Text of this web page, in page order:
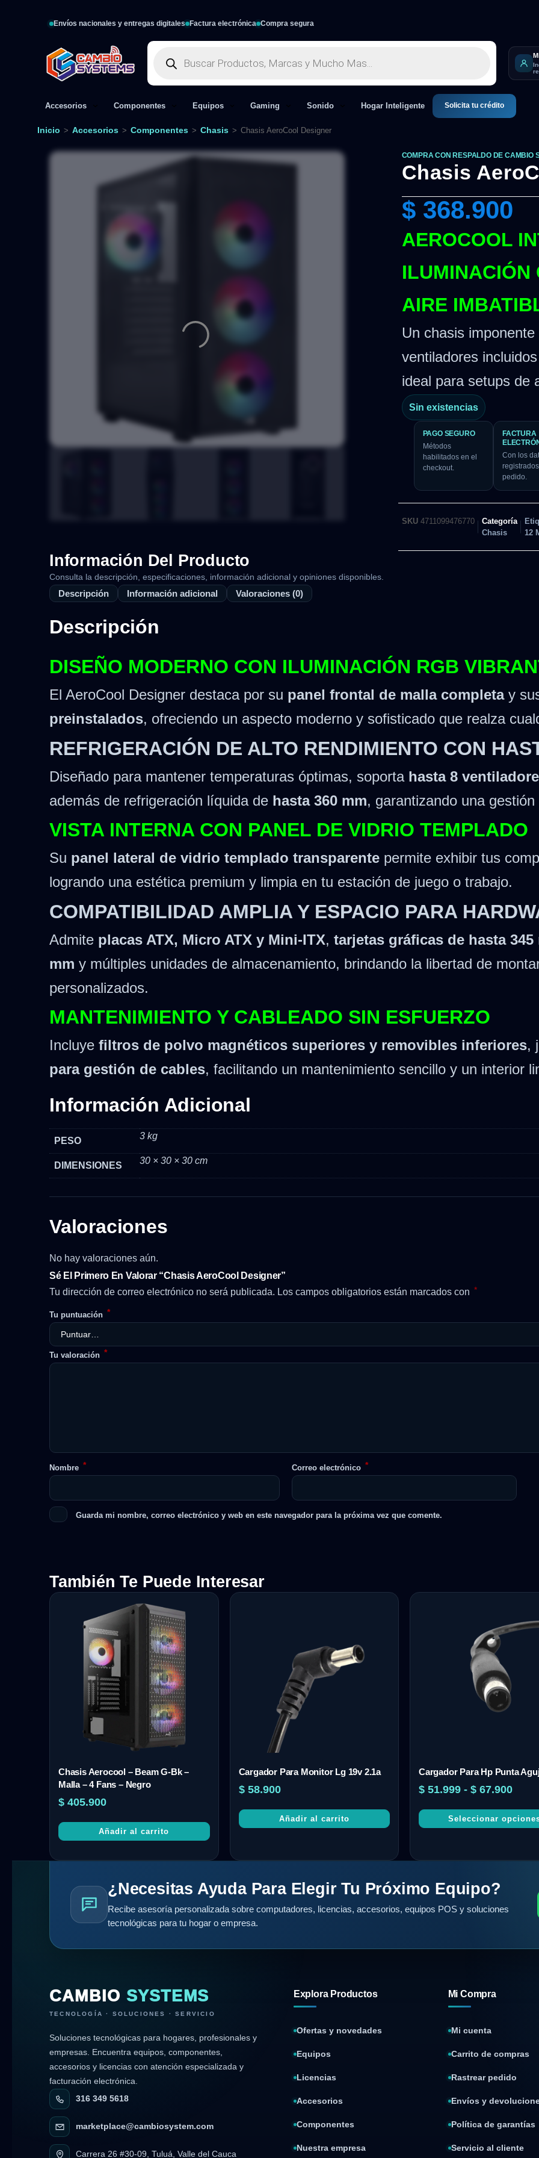
Envíos nacionales y entregas digitales Factura electrónica Compra segura
Accesorios Componentes Equipos Gaming Sonido Hogar Inteligente Solicita tu crédito
Inicio > Accesorios > Componentes > Chasis > Chasis AeroCool Designer
COMPRA CON RESPALDO DE CAMBIO
Chasis
$368.900
AEROCOOL
ILUMINACIÓN
AIRE
Un chasis
ventiladores
ideal para setups de
Sin existencias
PAGO SEGURO
Métodos
habilitados en el
checkout.
FACTURA
Con los
pedido.
SKU 4711099476770
Categoría
Chasis
12
Información Del Producto
Consulta la descripción, especificaciones, información adicional y opiniones disponibles.
Descripción Información adicional Valoraciones (0)
Descripción
DISEÑO MODERNO CON ILUMINACIÓN RGB
El AeroCool Designer destaca por su panel frontal de malla completay
preinstalados, ofreciendo un aspecto moderno y sofisticado que realza
REFRIGERACIÓN DE ALTO RENDIMIENTO CON
Diseñado para mantener temperaturas óptimas, soporta hasta 8
además de refrigeración líquida de hasta 360 mm, garantizando una
VISTA INTERNA CON PANEL DE VIDRIO TEMPLADO
Su panel lateral de vidrio templado transparente permite exhibir tus
logrando una estética premium y limpia en tu estación de juego o trabajo.
COMPATIBILIDAD AMPLIA Y ESPACIO PARA
Admite placas ATX, Micro ATX y Mini-ITX, tarjetas gráficas de hasta 345
mm y múltiples unidades de almacenamiento, brindando la libertad de
personalizados.
MANTENIMIENTO Y CABLEADO SIN ESFUERZO
Incluye filtros de polvo magnéticos superiores y removibles inferiores,
para gestión de cables, facilitando un mantenimiento sencillo y un interior
Información Adicional
PESO 3 kg
DIMENSIONES 30 × 30 × 30 cm
Valoraciones
No hay valoraciones aún.
Sé El Primero En Valorar “Chasis AeroCool Designer”
Tu dirección de correo electrónico no será publicada. Los campos obligatorios están marcados con *
Tu puntuación *
Tu valoración *
Nombre * Correo electrónico *
Guarda mi nombre, correo electrónico y web en este navegador para la próxima vez que comente.
También Te Puede Interesar
Chasis Aerocool – Beam G-Bk –
Malla – 4 Fans – Negro
$ 405.900
Añadir al carrito
Cargador Para Monitor Lg 19v 2.1a
$58.900
Añadir al carrito
Cargador Para Hp Punta
$ 51.999 - $ 67.900
Seleccionar
¿Necesitas Ayuda Para Elegir Tu Próximo Equipo?
Recibe asesoría personalizada sobre computadores, licencias, accesorios, equipos POS y soluciones
tecnológicas para tu hogar o empresa.
CAMBIO SYSTEMS
TECNOLOGÍA · SOLUCIONES · SERVICIO
Soluciones tecnológicas para hogares, profesionales y
empresas. Encuentra equipos, componentes,
accesorios y licencias con atención especializada y
facturación electrónica.
316 349 5618
marketplace@cambiosystem.com
Carrera 26 #30-09, Tuluá, Valle del Cauca
Explora Productos
Ofertas y novedades
Equipos
Licencias
Accesorios
Componentes
Nuestra empresa
Mi Compra
Mi cuenta
Carrito de compras
Rastrear pedido
Envíos y
Política de garantías
Servicio al cliente